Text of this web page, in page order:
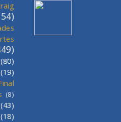
(80)
(19)
(8)
(43)
(18)